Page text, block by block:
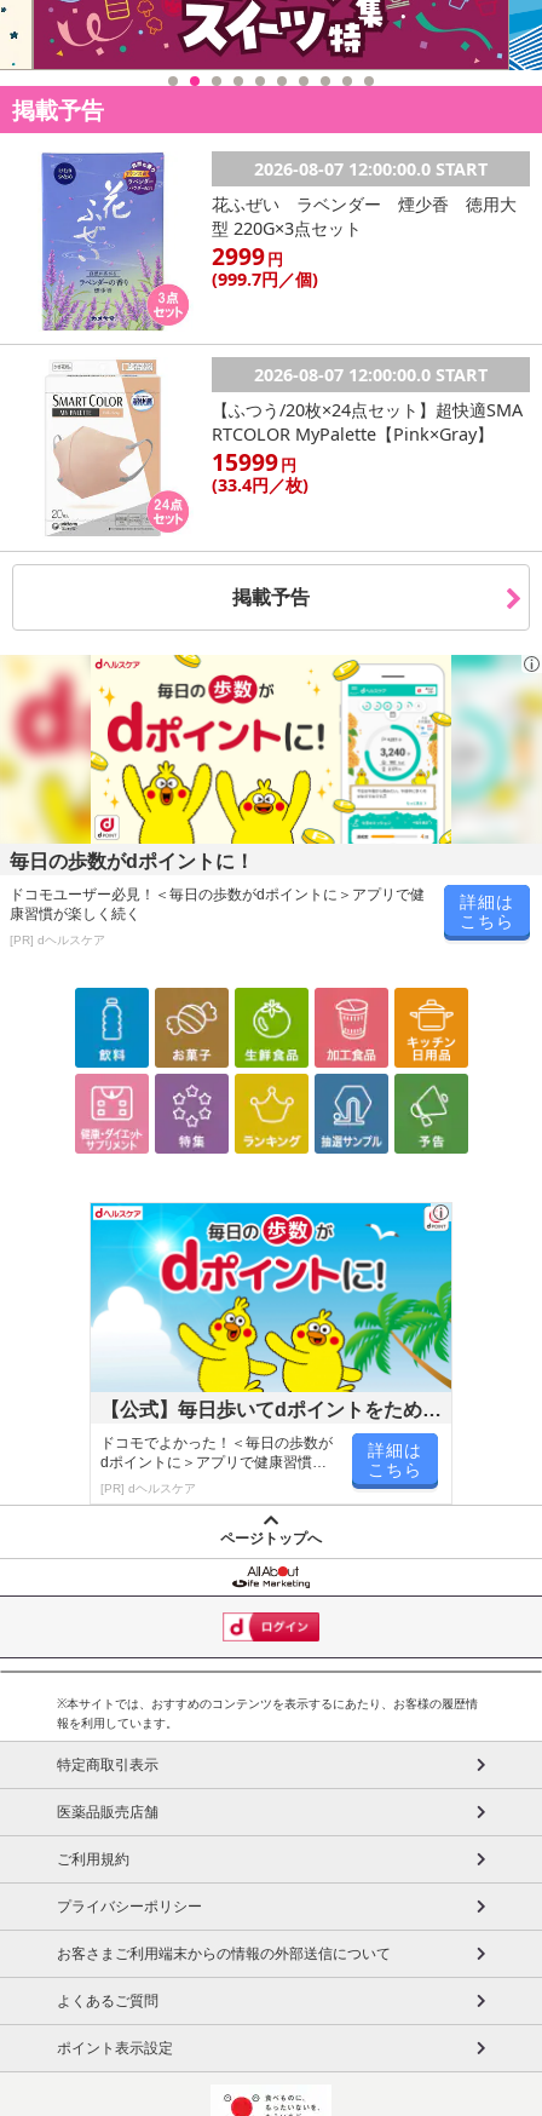
禁じます。
転売等、目的以外での利用が確認された場合は、サービス利用を停
止させていただきます。
【配送伝票番号について】
配送伝票番号がマイページに表示されない場合もございます。予
めご了承ください。
発送日カレンダー
休業日
その他共通および商品カテゴリー別注意事項（※必ずご確認くだ
さい）
こちらの情報は 2026-07-09 14:13:35.0での情報となります。
掲載予告
2026-08-07 12:00:00.0 START
花ふぜい ラベンダー 煙少香 徳用大
型 220G×3点セット
2999円
(999.7円 ／個)
2026-08-07 12:00:00.0 START
【ふつう/20枚×24点セット】超快適SMA
RTCOLOR MyPalette【Pink×Gray】
15999円
(33.4円／枚)
掲載予告
毎日の歩数がdポイントに！
ドコモユーザー必見！＜毎日の歩数がdポイントに＞アプリで健
康習慣が楽しく続く
[PR] dヘルスケア
詳細は
こちら
【公式】毎日歩いてdポイントをためよ
う！
ドコモでよかった！＜毎日の歩数が
dポイントに＞アプリで健康習慣が
楽しく続く！
[PR] dヘルスケア
詳細は
こちら
ページトップへ
※本サイトでは、おすすめのコンテンツを表示するにあたり、お客様の履歴情
報を利用しています。
特定商取引表示
医薬品販売店舗
ご利用規約
プライバシーポリシー
お客さまご利用端末からの情報の外部送信について
よくあるご質問
ポイント表示設定